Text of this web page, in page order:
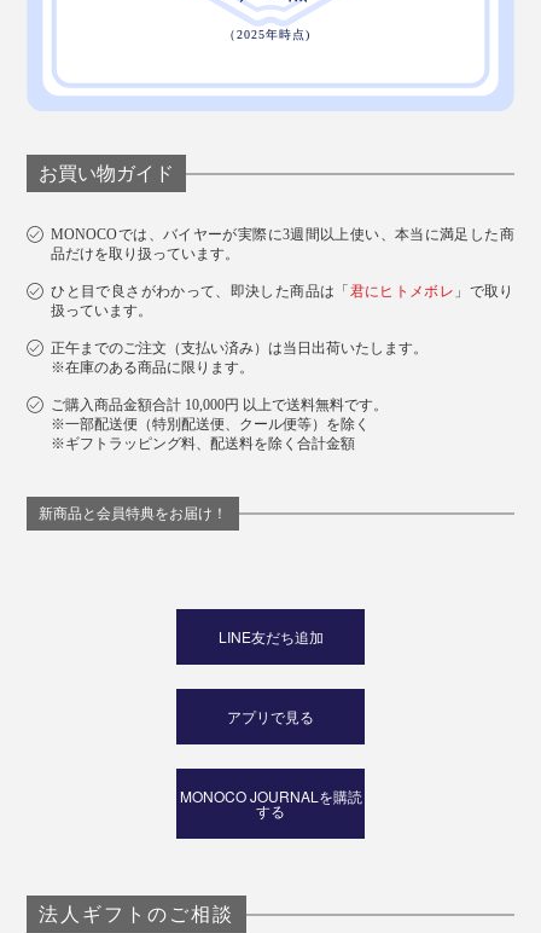
お買い物ガイド
MONOCOでは、バイヤーが実際に3週間以上使い、本当に満足した商
品だけを取り扱っています。
ひと目で良さがわかって、即決した商品は「君にヒトメボレ 」で取り
扱っています。
正午までのご注文（支払い済み）は当日出荷いたします。
※在庫のある商品に限ります。
ご購入商品金額合計 10,000円 以上で送料無料です。
※一部配送便（特別配送便、クール便等）を除く
※ギフトラッピング料、配送料を除く合計金額
新商品と会員特典をお届け！
LINE友だち追加
アプリで見る
MONOCO JOURNALを購読
する
法人ギフトのご相談